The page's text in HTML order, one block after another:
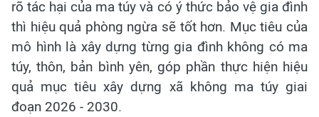
rõ tác hại của ma túy và có ý thức bảo vệ gia đình
thì hiệu quả phòng ngừa sẽ tốt hơn. Mục tiêu của
mô hình là xây dựng từng gia đình không có ma
túy, thôn, bản bình yên, góp phần thực hiện hiệu
quả mục tiêu xây dựng xã không ma túy giai
đoạn 2026 - 2030.